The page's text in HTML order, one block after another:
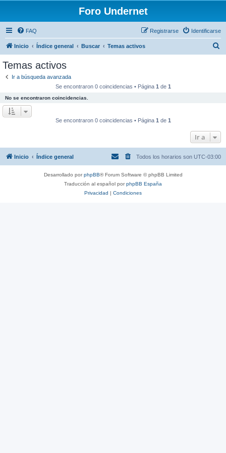
Foro Undernet
FAQ Identificarse
Registrarse
Inicio Índice general Buscar Temas activos
Temas activos
Ir a búsqueda avanzada
Se encontraron 0 coincidencias • Página 1 de 1
No se encontraron coincidencias.
Se encontraron 0 coincidencias • Página 1 de 1
Ir a
Inicio Índice general Todos los horarios son UTC-03:00
Desarrollado porphpBB® Forum Software © phpBB Limited
Traducción al español porphpBB España
Privacidad | Condiciones